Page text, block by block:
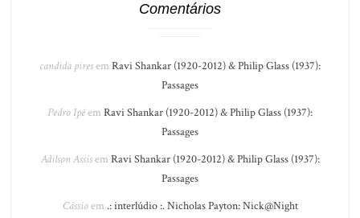
Comentários
candida piresem Ravi Shankar (1920-2012) & Philip Glass (1937):
Passages
Pedro Ipêem Ravi Shankar (1920-2012) & Philip Glass (1937):
Passages
Adilson Assisem Ravi Shankar (1920-2012) & Philip Glass (1937):
Passages
Cássioem .: interlúdio :. Nicholas Payton: Nick@Night